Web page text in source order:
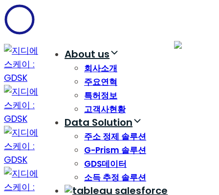
Skip
links
Skip
to
content
About us
회사소개
주요연혁
특허정보
고객사현황
Data Solution
주소 정제 솔루션
G-Prism 솔루션
GDS데이터
소득 추정 솔루션